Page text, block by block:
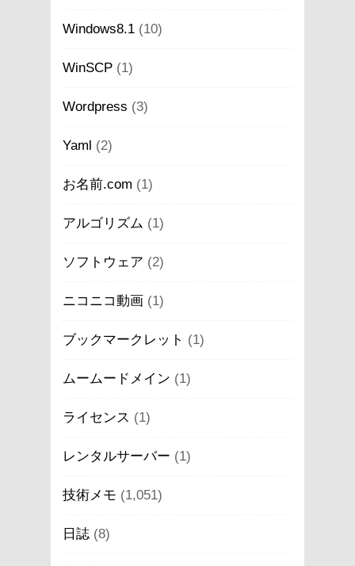
Windows8.1 (10)
WinSCP (1)
Wordpress (3)
Yaml (2)
お名前.com (1)
アルゴリズム (1)
ソフトウェア (2)
ニコニコ動画 (1)
ブックマークレット (1)
ムームードメイン (1)
ライセンス (1)
レンタルサーバー (1)
技術メモ (1,051)
日誌 (8)